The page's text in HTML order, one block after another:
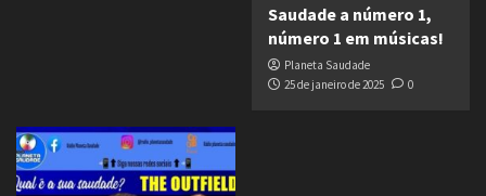
Saudade a número 1,
número 1 em músicas!
Planeta Saudade
25 de janeiro de 2025
0